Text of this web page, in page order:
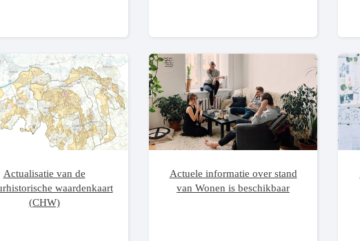
Actualisatie van de
waardenkaart
(CHW)
Actuele informatie over stand
van Wonen is beschikbaar